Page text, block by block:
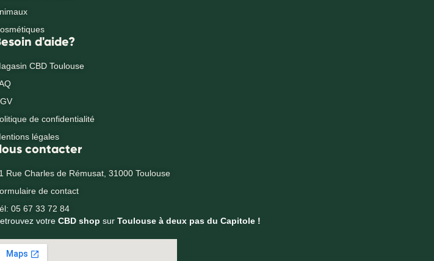
d'aide?
CBD Toulouse
de confidentialité
légales
contacter
Rue Charles de Rémusat, 31000 Toulouse
de contact
05 67 33 72 84
votre CBD shop sur Toulouse à deux pas du Capitole !